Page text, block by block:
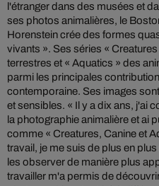
l'étranger dans des musées et
ses photos animalières, le
Horenstein crée des formes
vivants ». Ses séries «
terrestres et « Aquatics » des
parmi les principales
contemporaine. Ses images
et sensibles. « Il y a dix ans, j'ai
la photographie animalière et ai
comme « Creatures, Canine et
travail, je me suis de plus en
les observer de manière plus
travailler m'a permis de